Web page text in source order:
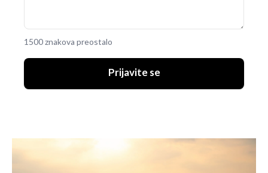
1500 znakova preostalo
Prijavite se